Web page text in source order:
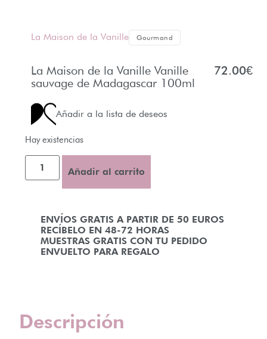
La Maison de la Vanille Gourmand
La Maison de la Vanille Vanille
sauvage de Madagascar 100ml
72.00€
Añadir a la lista de deseos
ENVÍOS GRATIS A PARTIR DE 50 EUROS
RECÍBELO EN 48-72 HORAS
MUESTRAS GRATIS CON TU PEDIDO
ENVUELTO PARA REGALO
Hay existencias
Añadir al carrito
Descripción